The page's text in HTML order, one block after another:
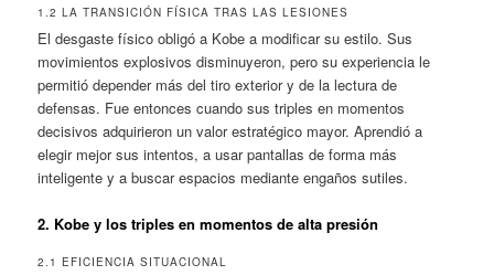
1.2 LA TRANSICIÓN FÍSICA TRAS LAS LESIONES
El desgaste físico obligó a Kobe a modificar su estilo. Sus
movimientos explosivos disminuyeron, pero su experiencia le
permitió depender más del tiro exterior y de la lectura de
defensas. Fue entonces cuando sus triples en momentos
decisivos adquirieron un valor estratégico mayor. Aprendió a
elegir mejor sus intentos, a usar pantallas de forma más
inteligente y a buscar espacios mediante engaños sutiles.
2. Kobe y los triples en momentos de alta presión
2.1 EFICIENCIA SITUACIONAL